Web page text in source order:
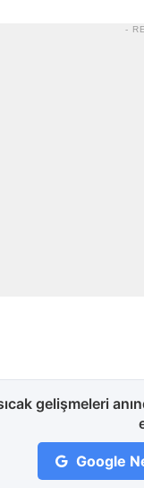
-
gelişmeleri
Google